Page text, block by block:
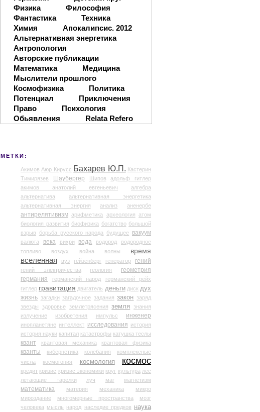
Физика
Философия
Фантастика
Техника
Химия
Апокалипсис. 2012
Альтернативная энергетика
Антропология
Авторские публикации
Математика
Медицина
Мыслители прошлого
Космофизика
Политика
Потенциал
Приключения
Право
Психология
Обьявления
Relata Refero
МЕТКИ:
Акимов Аюр Кирусс Бахарев Ю.П. Кастерин
Тимирязев
Шаубергер Шипов
адольф гитлер
акимов анатолий евгеньевич
алгебра
альтернатива
альтернативная энергетика
альтернативная энергия
анализ аненербе
антирелятивизм арифметика археология атом
биология развития биофизика богатство большой
взрыв
борьба русского народа будущее вакуум
валюта века вихри вода водород
водородное
топливо
воздух война волны
время
вселенная
вуз гейзенберг генератор гений
гений электричества геология
геометрия
германия
германский народ
германский рейх
гитлер гравитация двигатель деньги диск дух
жизнь загадки загадочное задания закон заряд
звезды
здоровье землетрясения земля
знания
излучение
изобретения импульс инженер
инопланетяне интеллект исследования история
история науки капитал катастрофы катушка теслы
квант квантовая механика квантовая физика
кванты кибернетика колебания
комплексные
числа
космогония космология космос
кредит кризис кризис экономики круг культура лес
летающие тарелки
луч маг магнетизм
математика материя механика
микро
мироздание
многомерные пространства
мозг
человека мысль народ наследие предков наука